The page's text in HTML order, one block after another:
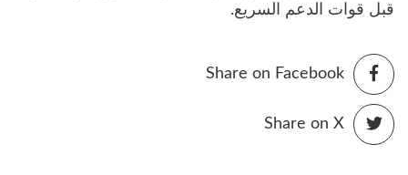
قبل قوات الدعم السريع.
Share on Facebook
Share on X